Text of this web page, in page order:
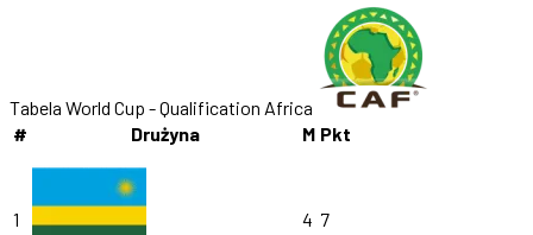
Tabela World Cup - Qualification Africa
#
Drużyna M Pkt
1 4 7